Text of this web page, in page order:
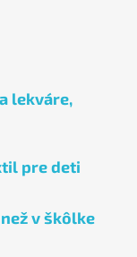
lekváre,
pre deti
v škôlke